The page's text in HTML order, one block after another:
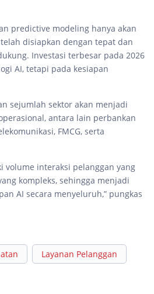
predictive modeling hanya akan
disiapkan dengan tepat dan
Investasi terbesar pada 2026
AI, tetapi pada kesiapan
sejumlah sektor akan menjadi
antara lain perbankan
FMCG, serta
volume interaksi pelanggan yang
kompleks, sehingga menjadi
AI secara menyeluruh,” pungkas
Layanan Pelanggan